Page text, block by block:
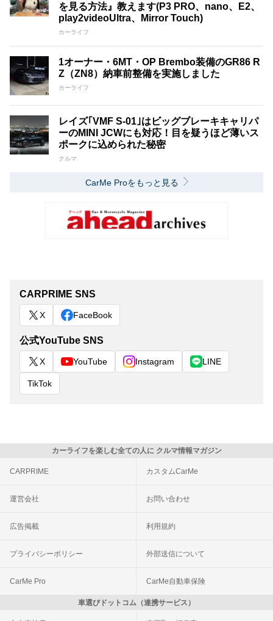
を見る方法』教えます(P3 PRO、nano、E2、
play2videoUltra、Mirror Touch)
カーライフ
1オーナー・6MT・OP Brembo装備のGR86 R
Z（ZN8）納車前整備を実施しました
カーライフ
レイズ｢VMF S-01｣はビッグブレーキキャリパ
ーのMINI JCWにも対応！目を疑うほど薄いス
ポークに込められた秘密
クルマ
CarMe Proをもっと見る
CARPRIME SNS
X FaceBook
公式YouTube SNS
X YouTube Instagram LINE
TikTok
カーライフを楽しむ全ての人に クルマ情報マガジン
CARPRIME カスタムCarMe
運営会社 お問い合わせ
広告掲載 利用規約
プライバシーポリシー 外部送信について
CarMe Pro CarMe自動車保険
車選びドットコム（連携サービス）